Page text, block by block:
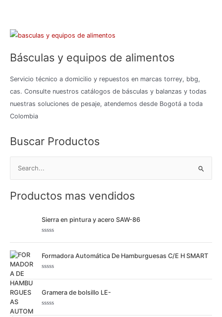
Básculas y equipos de alimentos
Servicio técnico a domicilio y repuestos en marcas torrey, bbg,
cas. Consulte nuestros catálogos de básculas y balanzas y todas
nuestras soluciones de pesaje, atendemos desde Bogotá a toda
Colombia
Buscar Productos
s
p
o
:
Productos mas vendidos
Sierra en pintura y acero SAW-86
o
a
o
o
0
Formadora Automática De Hamburguesas C/E H SMART
a
o
a
Gramera de bolsillo LE-